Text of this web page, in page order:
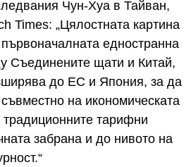
Чун-Хуа в Тайван,
Times: „Цялостната картина
едностранна
Съединените щати и Китай,
до ЕС и Япония, за да
на икономическата
тарифни
забрана и до нивото на